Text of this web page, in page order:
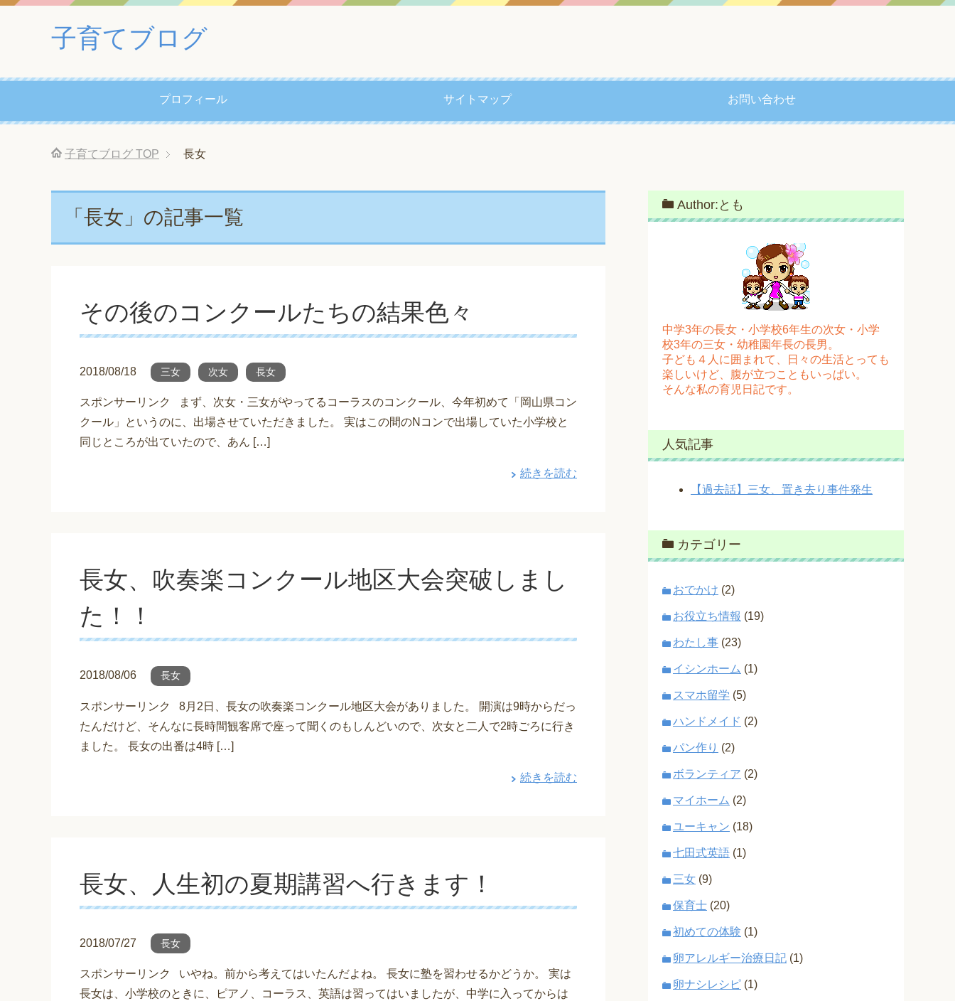
子育てブログ
プロフィール サイトマップ お問い合わせ
子育てブログ TOP 長女
「長女」の記事一覧
その後のコンクールたちの結果色々
2018/08/18 三女 次女 長女
スポンサーリンク まず、次女・三女がやってるコーラスのコンクール、今年初めて「岡山県コン
クール」というのに、出場させていただきました。 実はこの間のNコンで出場していた小学校と
同じところが出ていたので、あん […]
続きを読む
長女、吹奏楽コンクール地区大会突破しまし
た！！
2018/08/06 長女
スポンサーリンク 8月2日、長女の吹奏楽コンクール地区大会がありました。 開演は9時からだっ
たんだけど、そんなに長時間観客席で座って聞くのもしんどいので、次女と二人で2時ごろに行き
ました。 長女の出番は4時 […]
続きを読む
長女、人生初の夏期講習へ行きます！
2018/07/27 長女
スポンサーリンク いやね。前から考えてはいたんだよね。 長女に塾を習わせるかどうか。 実は
長女は、小学校のときに、ピアノ、コーラス、英語は習ってはいましたが、中学に入ってからは
Author:とも
中学3年の長女・小学校6年生の次女・小学
校3年の三女・幼稚園年長の長男。
子ども４人に囲まれて、日々の生活とっても
楽しいけど、腹が立つこともいっぱい。
そんな私の育児日記です。
人気記事
【過去話】三女、置き去り事件発生
カテゴリー
おでかけ (2)
お役立ち情報 (19)
わたし事 (23)
イシンホーム (1)
スマホ留学 (5)
ハンドメイド (2)
パン作り (2)
ボランティア (2)
マイホーム (2)
ユーキャン (18)
七田式英語 (1)
三女 (9)
保育士 (20)
初めての体験 (1)
卵アレルギー治療日記 (1)
卵ナシレシピ (1)